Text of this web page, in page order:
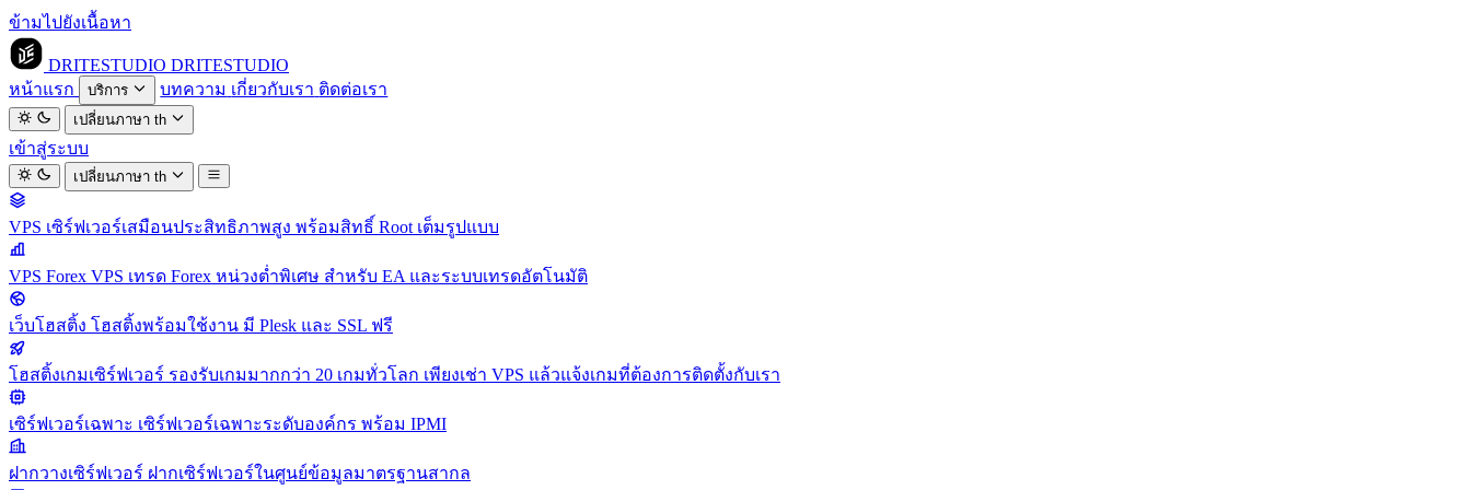
ข้ามไปยังเนื้อหา
DRITESTUDIO DRITESTUDIO
หน้าแรก
บริการ บทความ เกี่ยวกับเรา ติดต่อเรา
เปลี่ยนภาษาth
เข้าสู่ระบบ
เปลี่ยนภาษาth
VPS เซิร์ฟเวอร์เสมือนประสิทธิภาพสูง พร้อมสิทธิ์ Root เต็มรูปแบบ
VPS Forex VPS เทรด Forex หน่วงต่ำพิเศษ สำหรับ EA และระบบเทรดอัตโนมัติ
เว็บโฮสติ้ง โฮสติ้งพร้อมใช้งาน มี Plesk และ SSL ฟรี
โฮสติ้งเกมเซิร์ฟเวอร์ รองรับเกมมากกว่า 20 เกมทั่วโลก เพียงเช่า VPS แล้วแจ้งเกมที่ต้องการติดตั้งกับเรา
เซิร์ฟเวอร์เฉพาะ เซิร์ฟเวอร์เฉพาะระดับองค์กร พร้อม IPMI
ฝากวางเซิร์ฟเวอร์ ฝากเซิร์ฟเวอร์ในศูนย์ข้อมูลมาตรฐานสากล